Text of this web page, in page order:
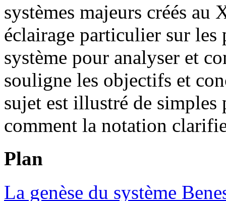
systèmes majeurs créés au
éclairage particulier sur
système pour analyser et
souligne les objectifs et
sujet est illustré de
comment la notation
Plan
La genèse du système